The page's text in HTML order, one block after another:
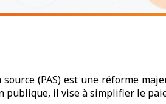
(PAS) est une réforme
publique, il vise à simplifier le